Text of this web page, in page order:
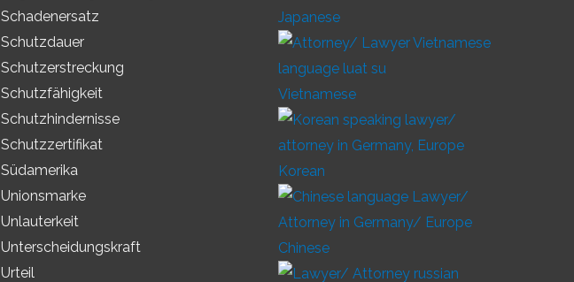
Schadenersatz
Schutzdauer
Schutzerstreckung
Schutzfähigkeit
Schutzhindernisse
Schutzzertifikat
Südamerika
Unionsmarke
Unlauterkeit
Unterscheidungskraft
Urteil
Japanese
Vietnamese
Korean
Chinese